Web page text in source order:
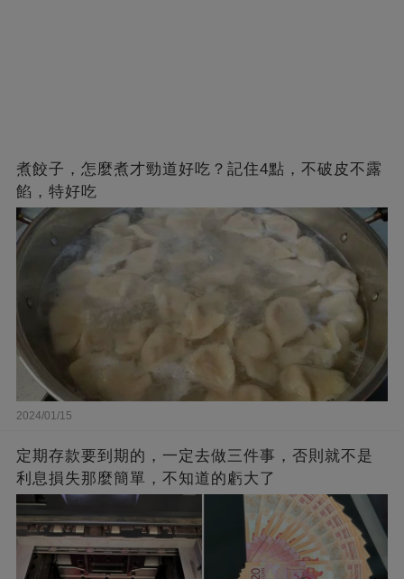
煮餃子，怎麼煮才勁道好吃？記住4點，不破皮不露
餡，特好吃
2024/01/15
定期存款要到期的，一定去做三件事，否則就不是
利息損失那麼簡單，不知道的虧大了